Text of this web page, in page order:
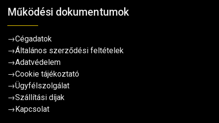
Működési dokumentumok
→Cégadatok
→Általános szerződési feltételek
→Adatvédelem
→Cookie tájékoztató
→Ügyfélszolgálat
→Szállítási díjak
→ Kapcsolat